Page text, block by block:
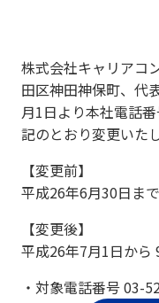
株式会社キャリアコ
田区神田神保町、代
月1日より本社電話
記のとおり変更いたし
【変更前】
平成26年6月30日ま
【変更後】
平成26年7月1日から
・対象電話番号 03-